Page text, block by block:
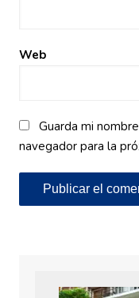
Web
Guarda mi
navegador para la